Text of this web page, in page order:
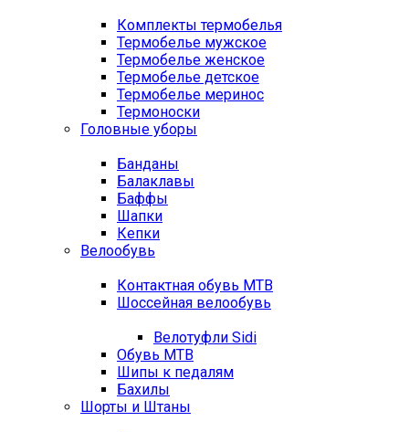
Комплекты термобелья
Термобелье мужское
Термобелье женское
Термобелье детское
Термобелье меринос
Термоноски
Головные уборы
Банданы
Балаклавы
Баффы
Шапки
Кепки
Велообувь
Контактная обувь MTB
Шоссейная велообувь
Велотуфли Sidi
Обувь MTB
Шипы к педалям
Бахилы
Шорты и Штаны